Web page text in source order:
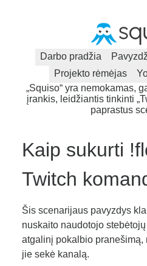
Darbo pradžia
Projekto rėmėjas
„Squiso“ yra nemokamas,
įrankis, leidžiantis tinkinti
paprastus
Kaip sukurti
Twitch
Šis scenarijaus pavyzdys
nuskaito naudotojo
atgalinį pokalbio pranešimą,
jie sekė kanalą.